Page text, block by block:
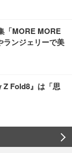
「MORE MORE
ランジェリーで美
Z Fold8』は「思